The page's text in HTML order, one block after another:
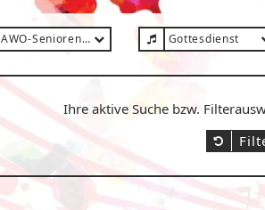
AWO-Senioreneinrichtung DN-Gürzenich
Gottesdienst
Ihre aktive Suche bzw.